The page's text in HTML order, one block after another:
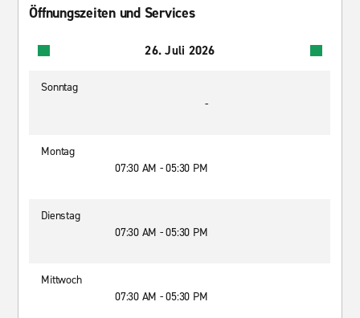
Öffnungszeiten und Services
26. Juli 2026
Sonntag
-
Montag
07:30 AM - 05:30 PM
Dienstag
07:30 AM - 05:30 PM
Mittwoch
07:30 AM - 05:30 PM